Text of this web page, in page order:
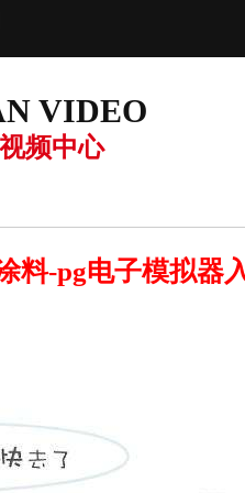
VIDEO
频中心
料-pg电子模拟器